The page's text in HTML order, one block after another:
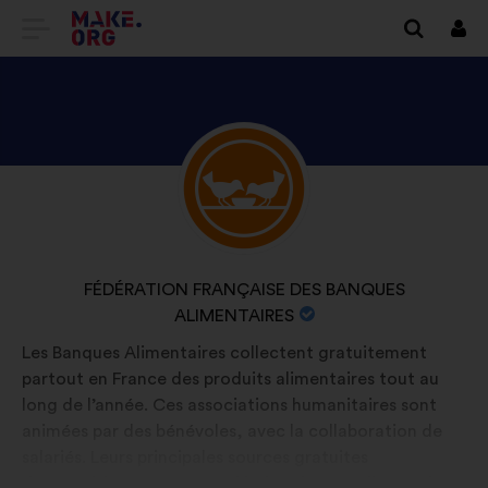
GÅ
FÖRSTASIDAN
MAKE.ORG
in
UTFORSKA
FÉDÉRATION
FRANÇAISE
BANQUES
ALIMENTAIRESS
PROFIL
ORGANISATIONENS
FÉDÉRATION FRANÇAISE DES BANQUES
ALIMENTAIRES
Bakgrund:
Les Banques Alimentaires collectent gratuitement
partout en France des produits alimentaires tout au
long de l’année. Ces associations humanitaires sont